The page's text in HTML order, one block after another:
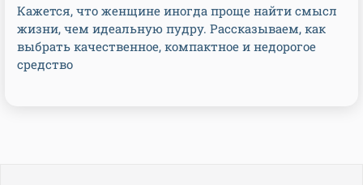
Кажется, что женщине иногда проще найти смысл
жизни, чем идеальную пудру. Рассказываем, как
выбрать качественное, компактное и недорогое
средство